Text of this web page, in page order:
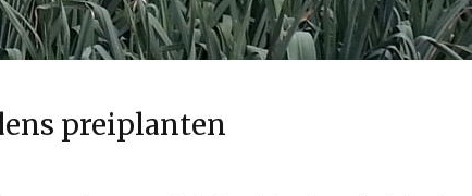
preiplanten